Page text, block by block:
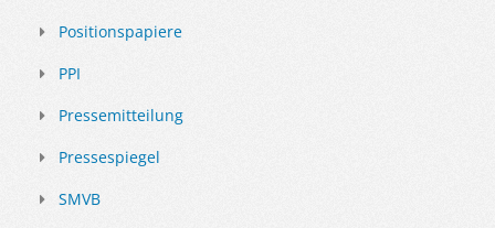
Positionspapiere
PPI
Pressemitteilung
Pressespiegel
SMVB